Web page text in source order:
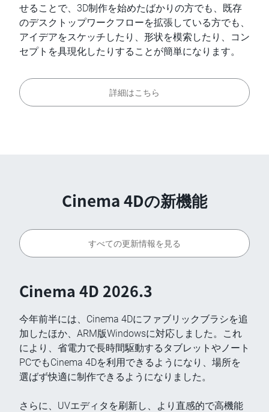
せることで、3D制作を始めたばかりの方でも、既存
のデスクトップワークフローを拡張している方でも、
アイデアをスケッチしたり、形状を模索したり、コン
セプトを具現化したりすることが簡単になります。
詳細はこちら
Cinema 4Dの新機能
すべての更新情報を見る
Cinema 4D 2026.3
今年前半には、Cinema 4Dにファブリックブラシを追
加したほか、ARM版Windowsに対応しました。これ
により、省電力で長時間駆動するタブレットやノート
PCでもCinema 4Dを利用できるようになり、場所を
選ばず快適に制作できるようになりました。
さらに、UVエディタを刷新し、より直感的で高機能